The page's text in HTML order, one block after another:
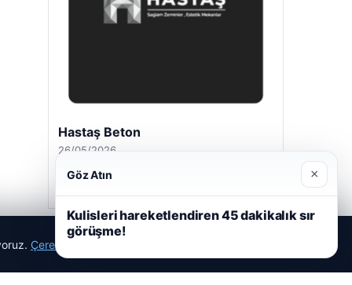
Hastaş Beton
26/05/2026
Çerez Politikamız
Göz Atın ×
Kulisleri hareketlendiren 45 dakikalık sır
görüşme!